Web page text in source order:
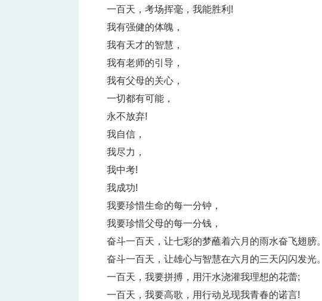
一百天，考场挥毫，我能胜利!
我有强健的体魄，
我有天才的智慧，
我有老师的引导，
我有父母的关心，
一切都有可能，
永不放弃!
我自信，
我尽力，
我中考!
我成功!
我要珍惜生命的每一分钟，
我要珍惜父母的每一分钱，
奋斗一百天，让七彩的梦蘸着六月的雨水奋飞翅膀。
奋斗一百天，让雄心与智慧在六月的三天闪闪发光。
一百天，我要拼搏，用汗水浇灌我理想的花蕾;
一百天，我要高歌，用行动兑现我青春的诺言!